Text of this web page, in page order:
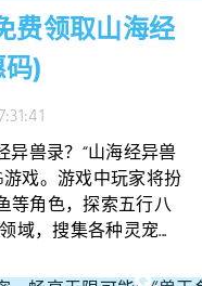
费领取山海经
)
异兽录？“山海经异兽
戏。游戏中玩家将扮
等角色，探索五行八
域，搜集各种灵宠...